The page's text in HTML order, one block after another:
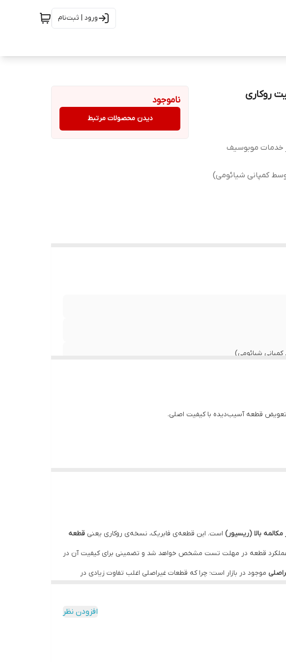
ورود | ثبت‌نام
کمپانی شیائومی)
ناموجود
دیدن محصولات مرتبط
شیائومی)
قطعه آسیب‌دیده با کیفیت اصلی.
(تهران)
مکالمه بالا (ریسیور) است. این قطعه‌ی فابریک، نسخه‌ی روکاری یعنی قطعه
عملکرد قطعه در مهلت تست مشخص خواهد شد و تضمینی برای کیفیت آن در
موجود در بازار است؛ چرا که قطعات غیراصلی اغلب تفاوت زیادی در
افزودن نظر